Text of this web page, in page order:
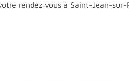
rendez‑vous à Saint-Jean-sur-